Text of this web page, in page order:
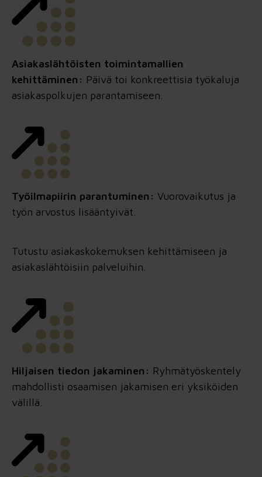
Asiakaslähtöisten toimintamallien
kehittäminen: Päivä toi konkreettisia työkaluja
asiakaspolkujen parantamiseen.
Työilmapiirin parantuminen: Vuorovaikutus ja
työn arvostus lisääntyivät.
Tutustu asiakaskokemuksen kehittämiseen ja
asiakaslähtöisiin palveluihin.
Hiljaisen tiedon jakaminen: Ryhmätyöskentely
mahdollisti osaamisen jakamisen eri yksiköiden
välillä.